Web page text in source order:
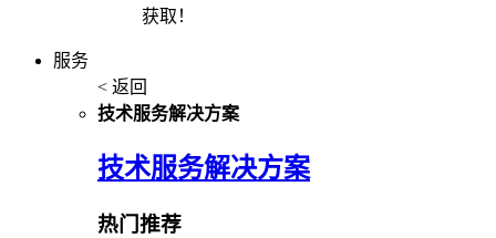
获取！
服务
< 返回
技术服务解决方案
技术服务解决方案
热门推荐